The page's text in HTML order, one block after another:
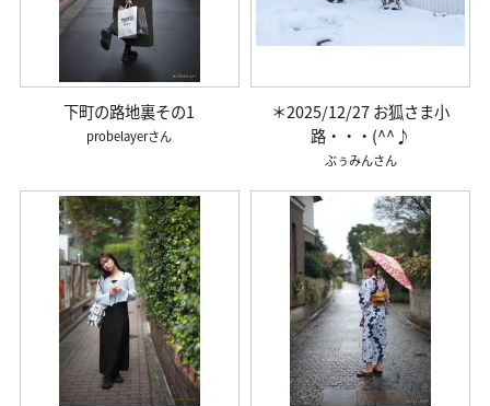
下町の路地裏その1
probelayer
＊2025/12/27 お狐さま小
路・・・(^^♪
ぶぅみん